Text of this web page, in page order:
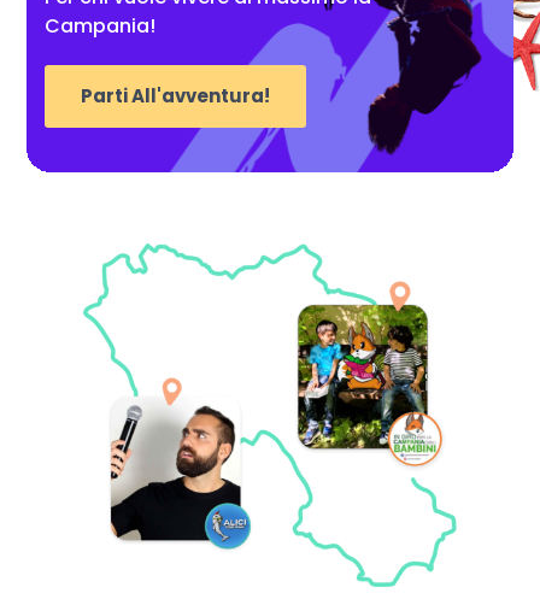
Campania!
Parti All'avventura!